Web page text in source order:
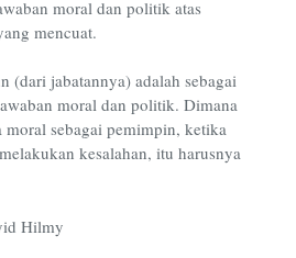
moral dan politik atas
mencuat.
(dari jabatannya) adalah sebagai
moral dan politik. Dimana
moral sebagai pemimpin, ketika
kesalahan, itu harusnya
Hilmy